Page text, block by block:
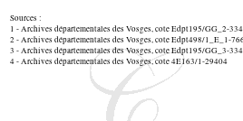
Sources :
1 - Archives départementales des Vosges, cote Edpt195/GG_2-
2 - Archives départementales des Vosges, cote Edpt498/1_E_1-
3 - Archives départementales des Vosges, cote Edpt195/GG_3-
4 - Archives départementales des Vosges, cote 4E163/1-29404